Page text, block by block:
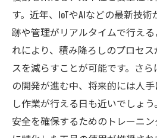
す。近年、IoTやAIなどの最新技
跡や管理がリアルタイムで行え
れにより、積み降ろしのプロセ
スを減らすことが可能です。さ
の開発が進む中、将来的には人
し作業が行える日も近いでしょ
安全を確保するためのトレーニ